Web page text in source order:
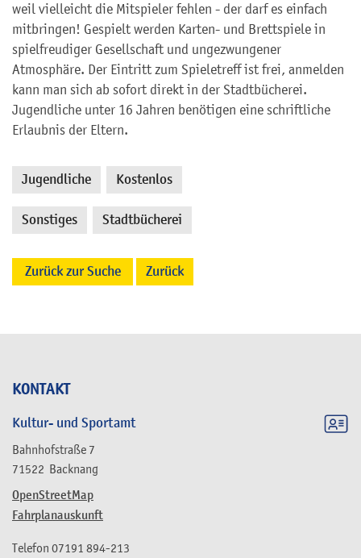
KONTAKT
Kultur- und Sportamt
Bahnhofstraße 7
71522 Backnang
OpenStreetMap
Fahrplanauskunft
Telefon 07191 894-213
weil vielleicht die Mitspieler fehlen - der darf es einfach
mitbringen! Gespielt werden Karten- und Brettspiele in
spielfreudiger Gesellschaft und ungezwungener
Atmosphäre. Der Eintritt zum Spieletreff ist frei, anmelden
kann man sich ab sofort direkt in der Stadtbücherei.
Jugendliche unter 16 Jahren benötigen eine schriftliche
Erlaubnis der Eltern.
Jugendliche Kostenlos
Sonstiges Stadtbücherei
Zurück zur Suche Zurück